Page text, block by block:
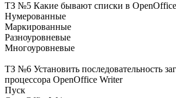
ТЗ №5 Какие бывают списки в
Нумерованные
Маркированные
Разноуровневые
Многоуровневые
ТЗ №6 Установить последовательность
процессора OpenOffice Writer
Пуск